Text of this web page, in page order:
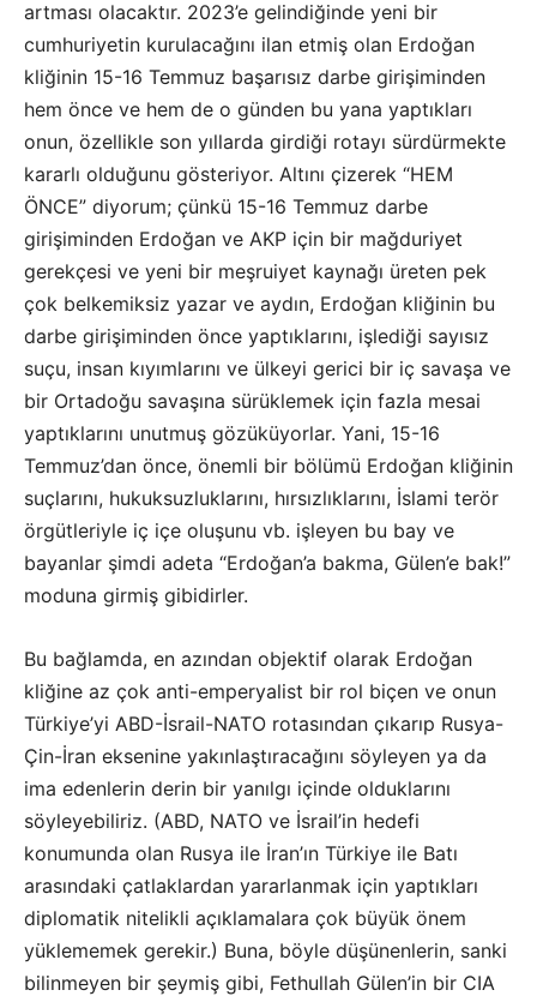
artması olacaktır. 2023’e gelindiğinde yeni bir
cumhuriyetin kurulacağını ilan etmiş olan Erdoğan
kliğinin 15-16 Temmuz başarısız darbe girişiminden
hem önce ve hem de o günden bu yana yaptıkları
onun, özellikle son yıllarda girdiği rotayı sürdürmekte
kararlı olduğunu gösteriyor. Altını çizerek “HEM
ÖNCE” diyorum; çünkü 15-16 Temmuz darbe
girişiminden Erdoğan ve AKP için bir mağduriyet
gerekçesi ve yeni bir meşruiyet kaynağı üreten pek
çok belkemiksiz yazar ve aydın, Erdoğan kliğinin bu
darbe girişiminden önce yaptıklarını, işlediği sayısız
suçu, insan kıyımlarını ve ülkeyi gerici bir iç savaşa ve
bir Ortadoğu savaşına sürüklemek için fazla mesai
yaptıklarını unutmuş gözüküyorlar. Yani, 15-16
Temmuz’dan önce, önemli bir bölümü Erdoğan kliğinin
suçlarını, hukuksuzluklarını, hırsızlıklarını, İslami terör
örgütleriyle iç içe oluşunu vb. işleyen bu bay ve
bayanlar şimdi adeta “Erdoğan’a bakma, Gülen’e bak!”
moduna girmiş gibidirler.
Bu bağlamda, en azından objektif olarak Erdoğan
kliğine az çok anti-emperyalist bir rol biçen ve onun
Türkiye’yi ABD-İsrail-NATO rotasından çıkarıp Rusya-
Çin-İran eksenine yakınlaştıracağını söyleyen ya da
ima edenlerin derin bir yanılgı içinde olduklarını
söyleyebiliriz. (ABD, NATO ve İsrail’in hedefi
konumunda olan Rusya ile İran’ın Türkiye ile Batı
arasındaki çatlaklardan yararlanmak için yaptıkları
diplomatik nitelikli açıklamalara çok büyük önem
yüklememek gerekir.) Buna, böyle düşünenlerin, sanki
bilinmeyen bir şeymiş gibi, Fethullah Gülen’in bir CIA